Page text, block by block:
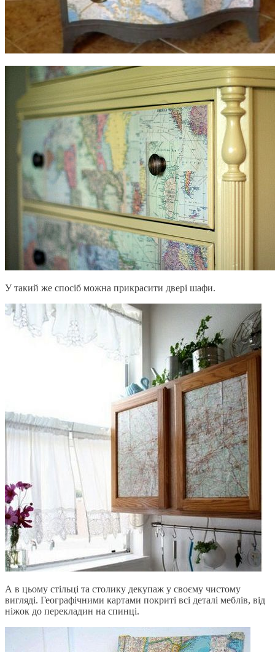
У такий же спосіб можна прикрасити двері шафи.
А в цьому стільці та столику декупаж у своєму чистому
вигляді. Географічними картами покриті всі деталі меблів, від
ніжок до перекладин на спинці.